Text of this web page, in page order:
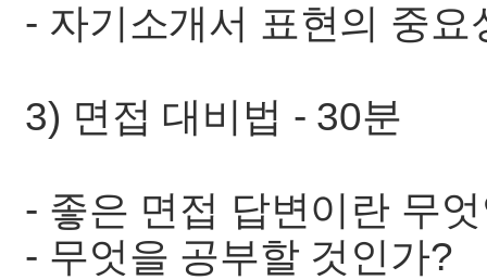
- 자기소개서 표현의 중요
3) 면접 대비법 - 30분
- 좋은 면접 답변이란 무
- 무엇을 공부할 것인가?